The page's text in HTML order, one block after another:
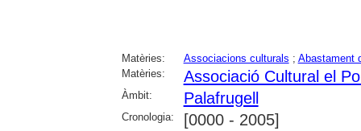
Matèries: Associacions culturals ; Abastament
Matèries:
Associació Cultural el
Àmbit: Palafrugell
Cronologia: [0000 - 2005]